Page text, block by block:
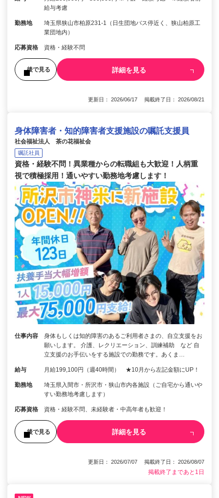
給与考慮
勤務地
埼玉県狭山市柏原231-1（日生団地バス停近く、狭山柏原工
業団地内）
応募資格 資格・経験不問
後で見る 詳細を見る
更新日： 2026/06/17 掲載終了日： 2026/08/21
身体障害者・知的障害者支援施設の嘱託支援員
社会福祉法人 茶の花福祉会
嘱託社員
資格・経験不問！異業種からの転職組も大歓迎！人柄重
視で積極採用！通いやすい勤務地考慮します！
仕事内容
身体もしくは知的障害のあるご利用者さまの、自立支援をお
願いします。 介護、レクリエーション、訓練補助 など 自
立支援のお手伝いをする施設での勤務です。あくま…
給与 月給199,100円（週40時間） ★10月から左記金額にUP！
勤務地
埼玉県入間市・所沢市・狭山市内各施設（ご自宅から通いや
すい勤務地考慮します）
応募資格 資格・経験不問、未経験者・中高年者も歓迎！
後で見る 詳細を見る
更新日： 2026/07/07 掲載終了日： 2026/08/07
掲載終了まであと1日